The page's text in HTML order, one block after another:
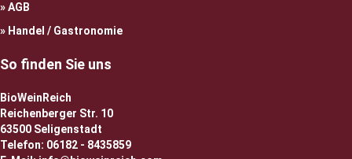
AGB
Handel / Gastronomie
So finden Sie uns
BioWeinReich
Reichenberger Str. 10
63500 Seligenstadt
Telefon: 06182 - 8435859